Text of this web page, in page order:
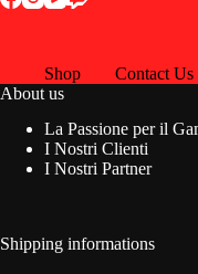
Shop Contact Us
About us
La Passione per il
I Nostri Clienti
I Nostri Partner
Shipping informations